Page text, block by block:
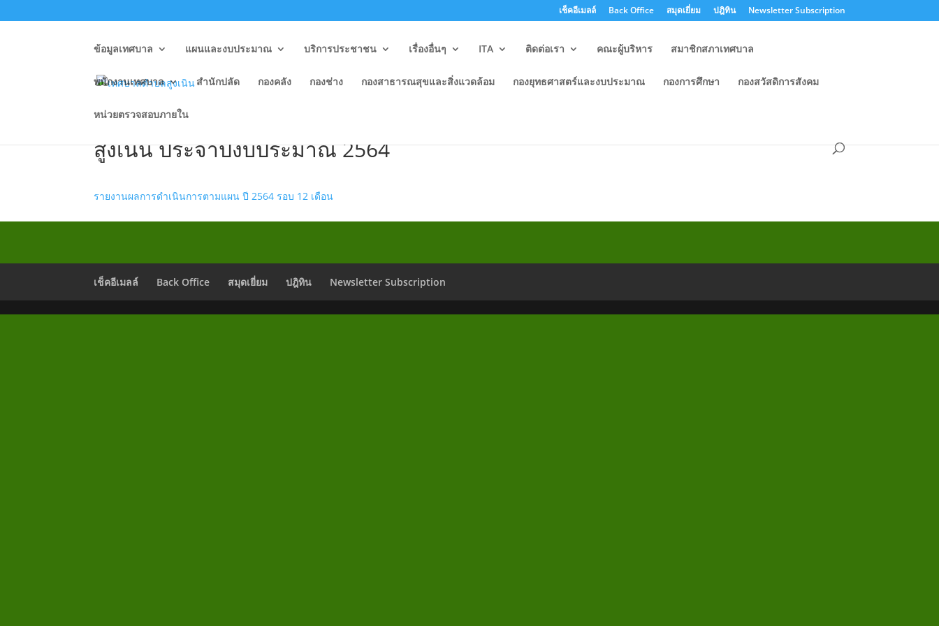
เช็คอีเมลล์ Back Office สมุดเยี่ยม ปฎิทิน Newsletter Subscription
ข้อมูลเทศบาล แผนและงบประมาณ บริการประชาชน เรื่องอื่นๆ ITA ติดต่อเรา คณะผู้บริหาร สมาชิกสภาเทศบาล
พนักงานเทศบาล สำนักปลัด กองคลัง กองช่าง กองสาธารณสุขและสิ่งแวดล้อม กองยุทธศาสตร์และงบประมาณ กองการศึกษา กองสวัสดิการสังคม
หน่วยตรวจสอบภายใน
สูงเนิน ประจำปีงบประมาณ 2564
รายงานผลการดำเนินการตามแผน ปี 2564 รอบ 12 เดือน
เช็คอีเมลล์ Back Office สมุดเยี่ยม ปฎิทิน Newsletter Subscription